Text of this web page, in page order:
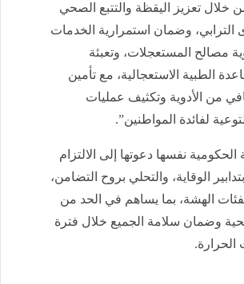
خلال تعزيز اليقظة والتتبع الصحي
الترابي، وضمان استمرارية الخدمات
مصالح المستعجلات، وتعبئة
الطبية الاستعجالية، مع تأمين
من الأدوية وتكثيف عمليات
لفائدة المواطنين”.
نفسها دعوتها إلى الالتزام
الوقاية، والتحلي بروح التضامن،
الهشة، بما يساهم في الحد من
وضمان سلامة الجميع خلال فترة
الحرارة.